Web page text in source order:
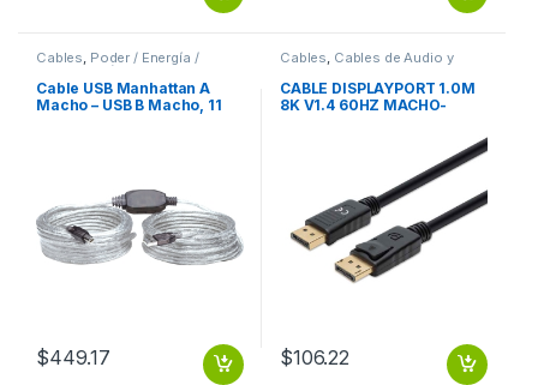
Cables, Poder / Energía /
Alimentación
Cable USB Manhattan A
Macho – USB B Macho, 11
$449.17
Cables, Cables de Audio y
CABLE DISPLAYPORT 1.0M
8K V1.4 60HZ MACHO-
$106.22